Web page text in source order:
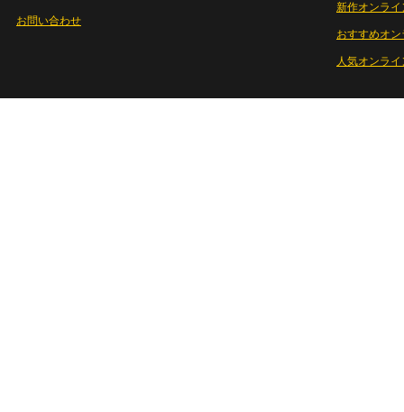
お問い合わせ
新作オンライ
おすすめオ
人気オンラ